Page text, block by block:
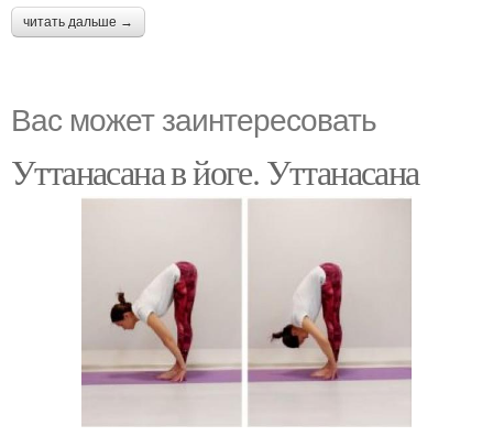
читать дальше →
Вас может заинтересовать
Уттанасана в йоге. Уттанасана